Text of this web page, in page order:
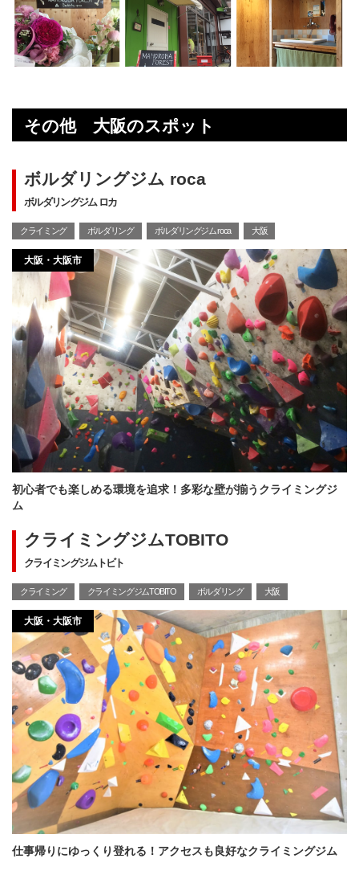
その他 大阪のスポット
ボルダリングジム roca
ボルダリングジム ロカ
クライミング ボルダリング ボルダリングジム roca 大阪
大阪・大阪市
初心者でも楽しめる環境を追求！多彩な壁が揃うクライミングジ
ム
クライミングジムTOBITO
クライミングジムトビト
クライミング クライミングジムTOBITO ボルダリング 大阪
大阪・大阪市
仕事帰りにゆっくり登れる！アクセスも良好なクライミングジム